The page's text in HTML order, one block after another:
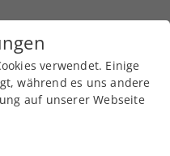
verwendet. Einige
während es uns andere
auf unserer Webseite